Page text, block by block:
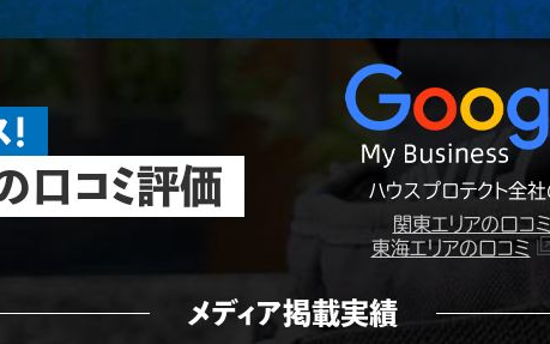
口コミ評価
ハウスプロテクト全
関東エリアの口コミ
東海エリアの口コミ
メディア掲載実績